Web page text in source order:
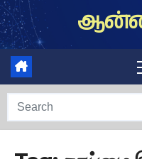
Skip
to
content